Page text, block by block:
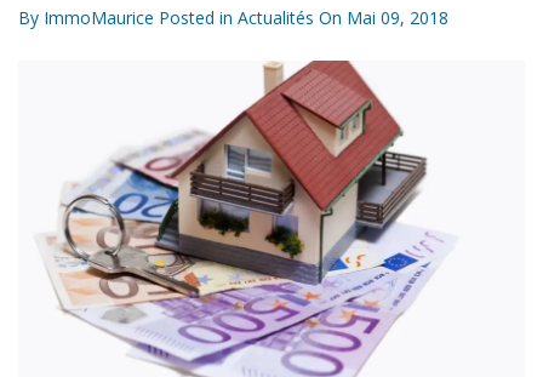
By ImmoMaurice Posted in Actualités On Mai 09, 2018